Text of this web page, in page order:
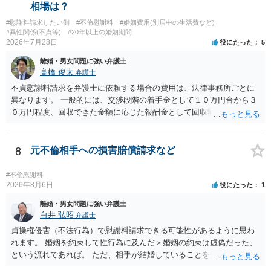
でしょう。 法的に検討すべき課題が多いため、弁護士へ相談されるこ
とをお勧めします。
相場は？
#慰謝料請求したい側 #不倫慰謝料
#婚姻費用(別居中の生活費など)
#異性関係(不貞等)
#20年以上の婚姻期間
2026年7月28日 役にたった 5
離婚・男女問題に強い弁護士
髙橋 俊太 弁護士
不貞慰謝料請求を弁護士に依頼する場合の費用は、法律事務所ごとに
異なります。 一般的には、交渉段階の着手金として１０万円台から３
０万円程度、回収できた金額に応じた報酬金として回収額の１０％か
には、追加着手金や日当、実費が発生することもあります。 もっと
も、証拠が十分にあるか、相手方の住所・勤務先が分かるか、慰謝料
額、離婚の有無、交渉で終わるか訴訟まで見込むかによって、費用は
変わり得ます。依頼前に、交渉だけの場合、訴訟になった場合、回収
できなかった場合の費用を確認しておくとよいでしょう。 弁護士選び
通しを過度に楽観的に言い過ぎないか、質問に具体的に答えてくれる
か、連絡方法（メール、電話、弁護士直接か事務局員を介するかな
ど）や対応スピードが合うかを確認するとよいと思います。いずれに
しましても、弁護士への相談・依頼にあたっては、証拠資料、夫と相
手方の関係、相手方の氏名・住所等、夫婦関係への影響、離婚予定の
8 元不倫相手への損害賠償請求など
#不倫慰謝料
2026年8月6日 役にたった 1
離婚・男女問題に強い弁護士
白井 弘昭 弁護士
貞操権侵害（不法行為）で慰謝料請求できる可能性があるように思わ
れます。 婚姻を約束して性行為に及んだ＞婚姻の約束は虚偽だった、
という流れであれば。 ただ、相手が結婚していることを知って行為に